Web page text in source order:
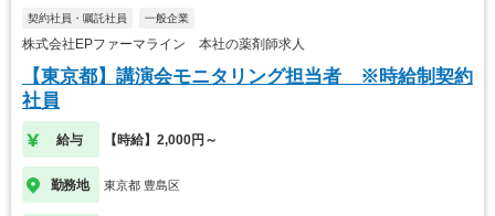
契約社員・嘱託社員 一般企業
株式会社EPファーマライン 本社の薬剤師求人
【東京都】講演会モニタリング担当者 ※時給制契約
社員
給与 【時給】2,000円～
勤務地 東京都 豊島区